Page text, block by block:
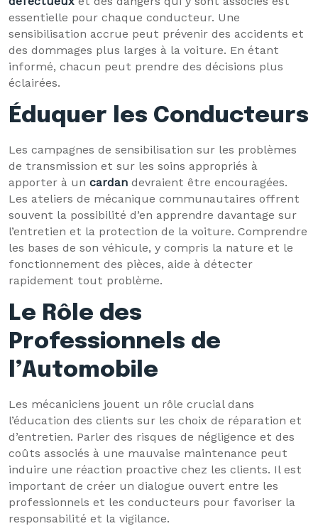
essentielle pour chaque conducteur. Une
sensibilisation accrue peut prévenir des accidents et
des dommages plus larges à la voiture. En étant
informé, chacun peut prendre des décisions plus
éclairées.
Éduquer les Conducteurs
Les campagnes de sensibilisation sur les problèmes
de transmission et sur les soins appropriés à
apporter à un cardan devraient être encouragées.
Les ateliers de mécanique communautaires offrent
souvent la possibilité d’en apprendre davantage sur
l’entretien et la protection de la voiture. Comprendre
les bases de son véhicule, y compris la nature et le
fonctionnement des pièces, aide à détecter
rapidement tout problème.
Le Rôle des
Professionnels de
l’Automobile
Les mécaniciens jouent un rôle crucial dans
l’éducation des clients sur les choix de réparation et
d’entretien. Parler des risques de négligence et des
coûts associés à une mauvaise maintenance peut
induire une réaction proactive chez les clients. Il est
important de créer un dialogue ouvert entre les
professionnels et les conducteurs pour favoriser la
responsabilité et la vigilance.